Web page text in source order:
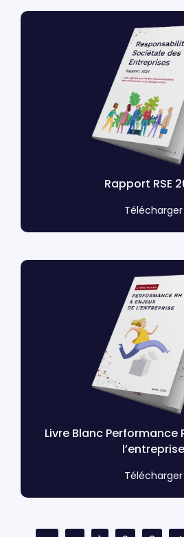
Rapport RSE
Télécharger
Livre Blanc Performance
l’entreprise
Télécharger